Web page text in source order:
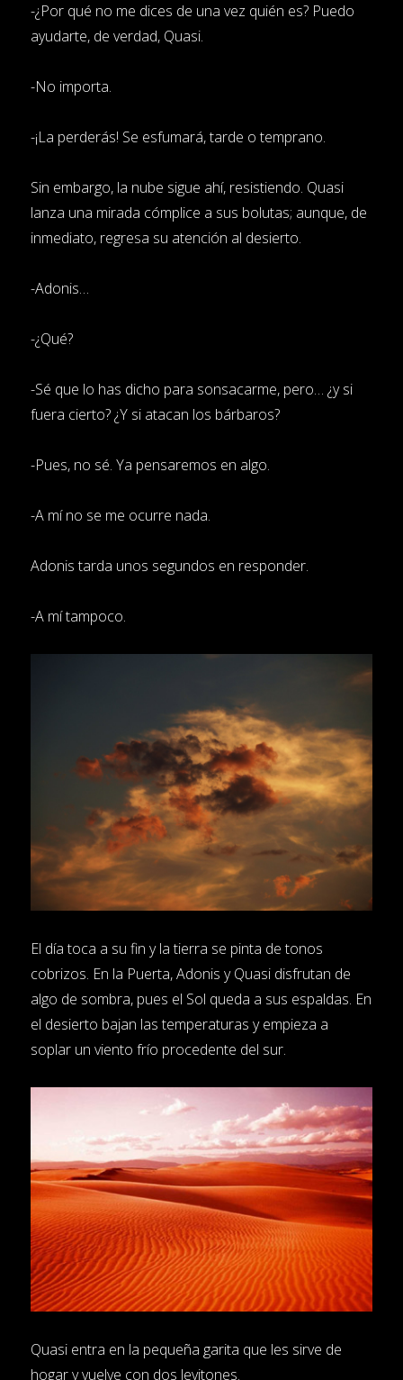
-¿Por qué no me dices de una vez quién es? Puedo
ayudarte, de verdad, Quasi.
-No importa.
-¡La perderás! Se esfumará, tarde o temprano.
Sin embargo, la nube sigue ahí, resistiendo. Quasi
lanza una mirada cómplice a sus bolutas; aunque, de
inmediato, regresa su atención al desierto.
-Adonis…
-¿Qué?
-Sé que lo has dicho para sonsacarme, pero… ¿y si
fuera cierto? ¿Y si atacan los bárbaros?
-Pues, no sé. Ya pensaremos en algo.
-A mí no se me ocurre nada.
Adonis tarda unos segundos en responder.
-A mí tampoco.
El día toca a su fin y la tierra se pinta de tonos
cobrizos. En la Puerta, Adonis y Quasi disfrutan de
algo de sombra, pues el Sol queda a sus espaldas. En
el desierto bajan las temperaturas y empieza a
soplar un viento frío procedente del sur.
Quasi entra en la pequeña garita que les sirve de
hogar y vuelve con dos levitones.